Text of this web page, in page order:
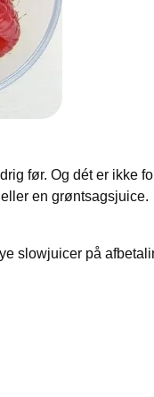
før. Og dét er ikke
en grøntsagsjuice.
slowjuicer på